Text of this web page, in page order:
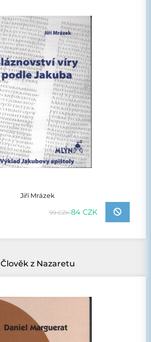
Jiří Mrázek
99 CZK84 CZK
Člověk z Nazaretu